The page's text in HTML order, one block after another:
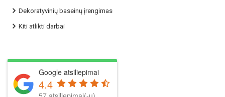
Dekoratyvinių baseinų įrengimas
Kiti atlikti darbai
Google atsiliepimai
4.4